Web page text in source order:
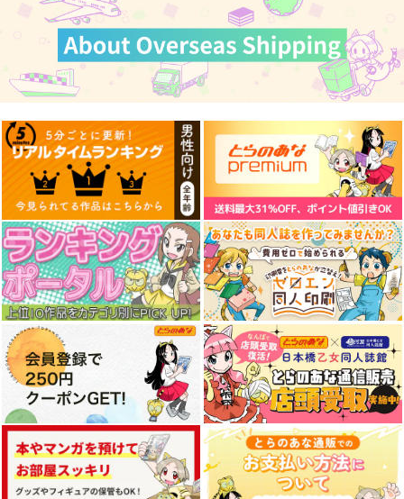
異世界居酒屋「げ
ん」 15
宝島社
790円（税込）
サンプル
作品詳細
野蛮のプロポーズ 2
KADOKAWA
1,199 円（税込）
サンプル
作品詳細
期限つき皇女のはず
が、うまくやりすぎて
しまったようです 2
KADOKAWA
1,199円（税込）
サンプル
作品詳細